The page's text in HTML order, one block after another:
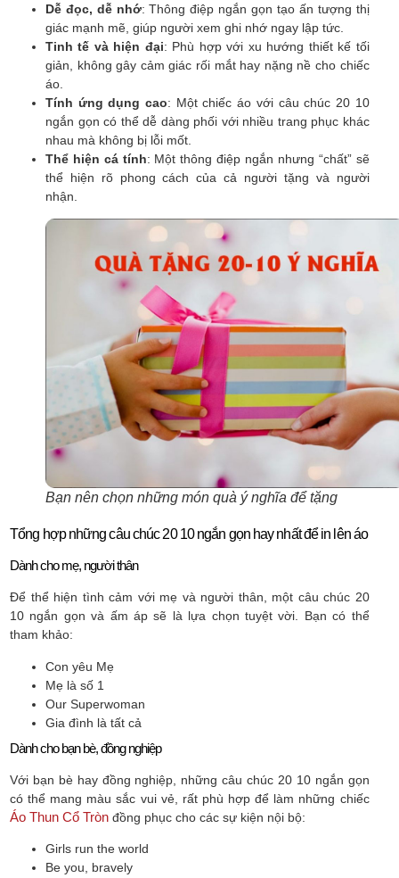
Dễ đọc, dễ nhớ: Thông điệp ngắn gọn tạo ấn tượng thị
giác mạnh mẽ, giúp người xem ghi nhớ ngay lập tức.
Tinh tế và hiện đại: Phù hợp với xu hướng thiết kế tối
giản, không gây cảm giác rối mắt hay nặng nề cho chiếc
áo.
Tính ứng dụng cao: Một chiếc áo với câu chúc 20 10
ngắn gọn có thể dễ dàng phối với nhiều trang phục khác
nhau mà không bị lỗi mốt.
Thể hiện cá tính: Một thông điệp ngắn nhưng “chất” sẽ
thể hiện rõ phong cách của cả người tặng và người
nhận.
Bạn nên chọn những món quà ý nghĩa để tặng
Tổng hợp những câu chúc 20 10 ngắn gọn hay nhất để in lên áo
Dành cho mẹ, người thân
Để thể hiện tình cảm với mẹ và người thân, một câu chúc 20
10 ngắn gọn và ấm áp sẽ là lựa chọn tuyệt vời. Bạn có thể
tham khảo:
Con yêu Mẹ
Mẹ là số 1
Our Superwoman
Gia đình là tất cả
Dành cho bạn bè, đồng nghiệp
Với bạn bè hay đồng nghiệp, những câu chúc 20 10 ngắn gọn
có thể mang màu sắc vui vẻ, rất phù hợp để làm những chiếc
Áo Thun Cổ Tròn đồng phục cho các sự kiện nội bộ:
Girls run the world
Be you, bravely